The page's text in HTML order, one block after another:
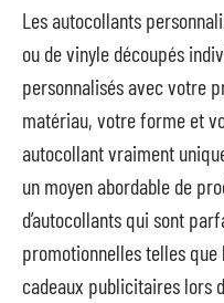
Les autocollants
ou de vinyle découpés
personnalisés avec votre
matériau, votre forme et
autocollant vraiment
un moyen abordable de
d’autocollants qui sont
promotionnelles telles que
cadeaux publicitaires lors